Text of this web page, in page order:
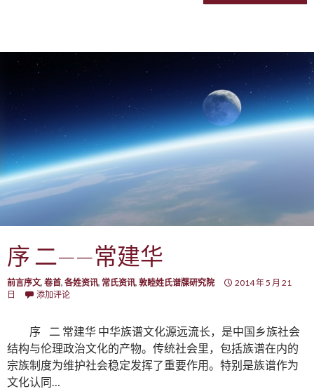
序 二——常建华
前言序文, 卷首, 各姓资讯, 常氏资讯, 敦睦姓氏谱牒研究院
2014 年 5 月 21
日
添加评论
序 二 常建华 中华族谱文化源远流长，是中国乡族社会
结构与伦理政治文化的产物。传统社会里，包括族谱在内的
宗族制度为维护社会稳定发挥了重要作用。特别是族谱作为
文化认同…